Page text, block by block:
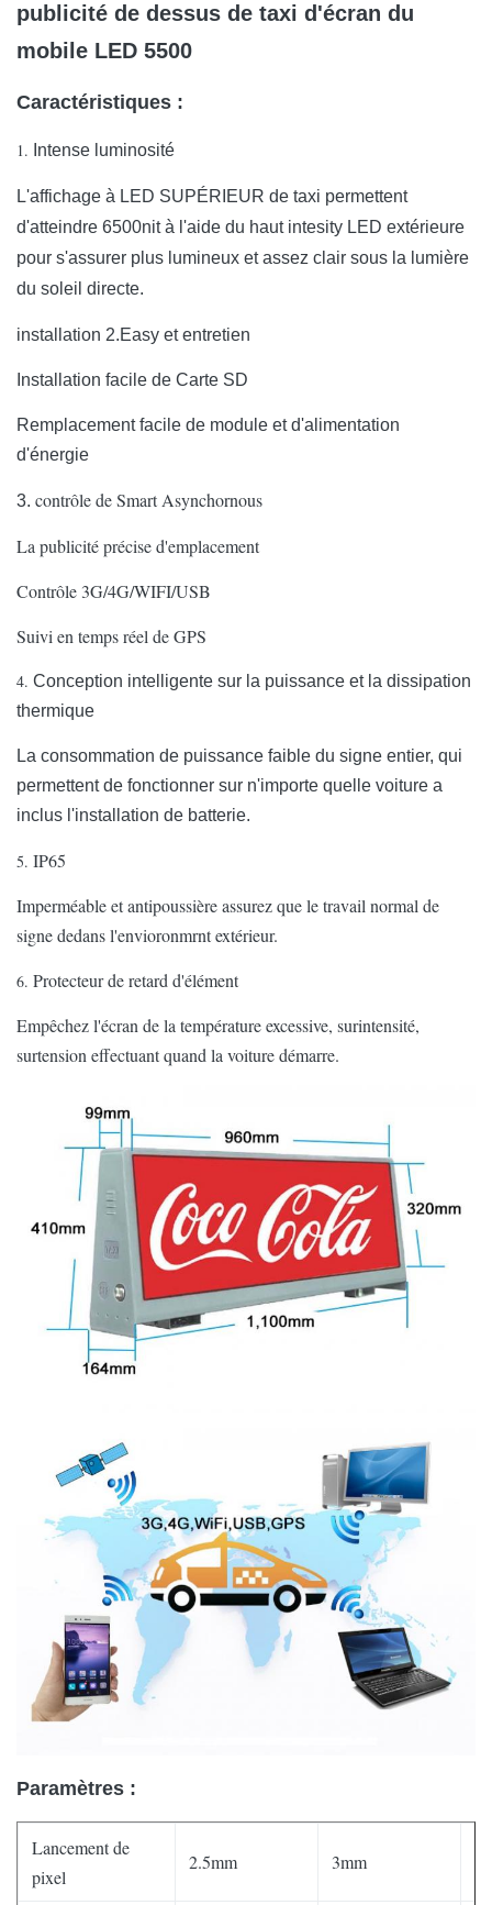
publicité de dessus de taxi d'écran du
mobile LED 5500
Caractéristiques :
1. Intense luminosité
L'affichage à LED SUPÉRIEUR de taxi permettent
d'atteindre 6500nit à l'aide du haut intesity LED extérieure
pour s'assurer plus lumineux et assez clair sous la lumière
du soleil directe.
installation 2.Easy et entretien
Installation facile de Carte SD
Remplacement facile de module et d'alimentation
d'énergie
3. contrôle de Smart Asynchornous
La publicité précise d'emplacement
Contrôle 3G/4G/WIFI/USB
Suivi en temps réel de GPS
4. Conception intelligente sur la puissance et la dissipation
thermique
La consommation de puissance faible du signe entier, qui
permettent de fonctionner sur n'importe quelle voiture a
inclus l'installation de batterie.
5. IP65
Imperméable et antipoussière assurez que le travail normal de
signe dedans l'envioronmrnt extérieur.
6. Protecteur de retard d'élément
Empêchez l'écran de la température excessive, surintensité,
surtension effectuant quand la voiture démarre.
Paramètres :
Lancement de
pixel
2.5mm 3mm